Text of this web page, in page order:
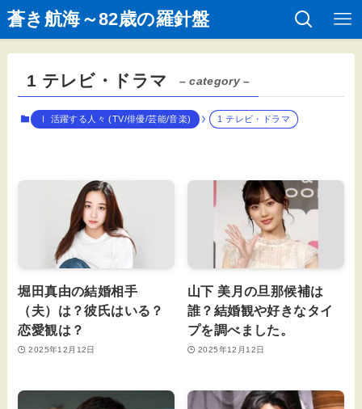
蒼き航海～82歳の羅針盤
1 テレビ・ドラマ – category –
Ⅰ 活躍する人々 (TV/俳優/芸能/音楽) 1 テレビ・ドラマ
堀田真由の結婚相手
（夫）は？彼氏はいる？
恋愛観は？
2025年12月12日
山下 美月の旦那候補は
誰？結婚観や好きなタイ
プを調べました。
2025年12月12日